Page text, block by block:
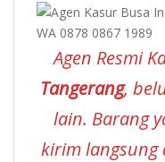
Agen Resmi
Tangerang,
lain. Barang
kirim langsung